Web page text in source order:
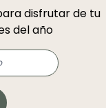
disfrutar de tu
del año